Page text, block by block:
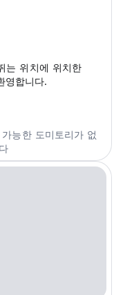
는 위치에 위치한
영합니다.
능한 도미토리가 없